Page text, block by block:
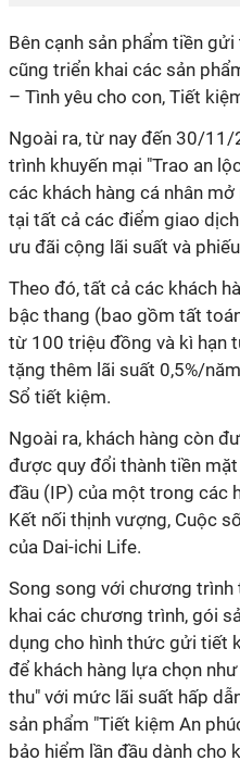
Bên cạnh sản phẩm tiền
cũng triển khai các sản
– Tình yêu cho con, Tiết
Ngoài ra, từ nay đến 30/
trình khuyến mại "Trao an
các khách hàng cá nhân
tại tất cả các điểm giao
ưu đãi cộng lãi suất và
Theo đó, tất cả các khách
bậc thang (bao gồm tất
từ 100 triệu đồng và kì hạn
tặng thêm lãi suất 0,5%/
Sổ tiết kiệm.
Ngoài ra, khách hàng còn
được quy đổi thành tiền
đầu (IP) của một trong các
Kết nối thịnh vượng, Cuộc
của Dai-ichi Life.
Song song với chương trình
khai các chương trình, gói
dụng cho hình thức gửi tiết
để khách hàng lựa chọn
thu" với mức lãi suất hấp
sản phẩm "Tiết kiệm An
bảo hiểm lần đầu dành cho